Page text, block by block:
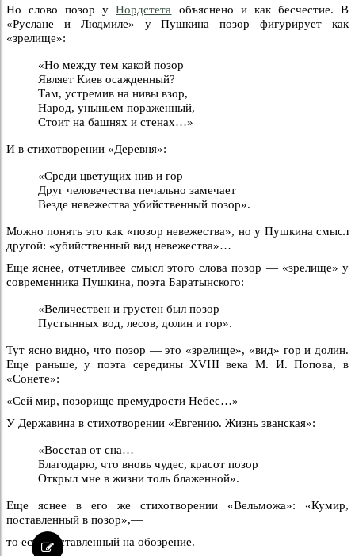
Но слово позор уНордстета объяснено и как бесчестие. В
«Руслане и Людмиле» у Пушкина позор фигурирует как
«зрелище»:
«Но между тем какой позор
Являет Киев осажденный?
Там, устремив на нивы взор,
Народ, уныньем пораженный,
Стоит на башнях и стенах…»
И в стихотворении «Деревня»:
«Среди цветущих нив и гор
Друг человечества печально замечает
Везде невежества убийственный позор».
Можно понять это как «позор невежества», но у Пушкина смысл
другой: «убийственный вид невежества»…
Еще яснее, отчетливее смысл этого слова позор — «зрелище» у
современника Пушкина, поэта Баратынского:
«Величествен и грустен был позор
Пустынных вод, лесов, долин и гор».
Тут ясно видно, что позор — это «зрелище», «вид» гор и долин.
Еще раньше, у поэта середины XVIII века М. И. Попова, в
«Сонете»:
«Сей мир, позорище премудрости Небес…»
У Державина в стихотворении «Евгению. Жизнь званская»:
«Восстав от сна…
Благодарю, что вновь чудес, красот позор
Открыл мне в жизни толь блаженной».
Еще яснее в его же стихотворении «Вельможа»: «Кумир,
поставленный в позор»,—
то есть поставленный на обозрение.